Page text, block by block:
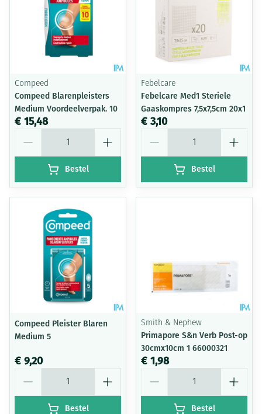
Compeed
Compeed Blarenpleisters
Medium Voordeelverpak. 10
€ 15,48
Bestel
Febelcare
Febelcare Med1 Steriele
Gaaskompres 7,5x7,5cm 20x1
€ 3,10
Bestel
Compeed Pleister Blaren
Medium 5
€ 9,20
Bestel
Smith & Nephew
Primapore S&n Verb Post-op
30cmx10cm 1 66000321
€ 1,98
Bestel